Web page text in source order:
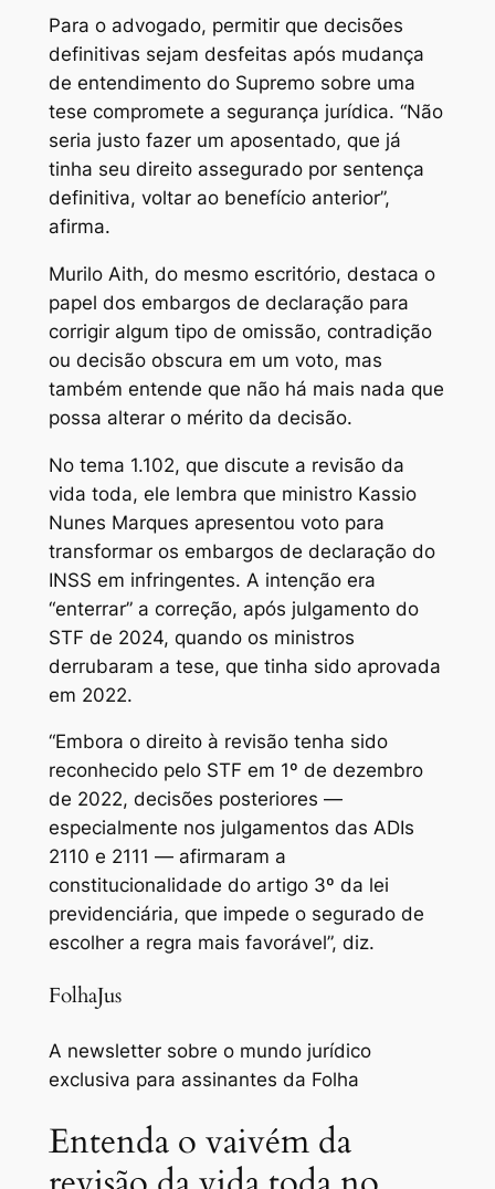
Para o advogado, permitir que decisões
definitivas sejam desfeitas após mudança
de entendimento do Supremo sobre uma
tese compromete a segurança jurídica. “Não
seria justo fazer um aposentado, que já
tinha seu direito assegurado por sentença
definitiva, voltar ao benefício anterior”,
afirma.
Murilo Aith, do mesmo escritório, destaca o
papel dos embargos de declaração para
corrigir algum tipo de omissão, contradição
ou decisão obscura em um voto, mas
também entende que não há mais nada que
possa alterar o mérito da decisão.
No tema 1.102, que discute a revisão da
vida toda, ele lembra que ministro Kassio
Nunes Marques apresentou voto para
transformar os embargos de declaração do
INSS em infringentes. A intenção era
“enterrar” a correção, após julgamento do
STF de 2024, quando os ministros
derrubaram a tese, que tinha sido aprovada
em 2022.
“Embora o direito à revisão tenha sido
reconhecido pelo STF em 1º de dezembro
de 2022, decisões posteriores —
especialmente nos julgamentos das ADIs
2110 e 2111 — afirmaram a
constitucionalidade do artigo 3º da lei
previdenciária, que impede o segurado de
escolher a regra mais favorável”, diz.
FolhaJus
A newsletter sobre o mundo jurídico
exclusiva para assinantes da Folha
Entenda o vaivém da